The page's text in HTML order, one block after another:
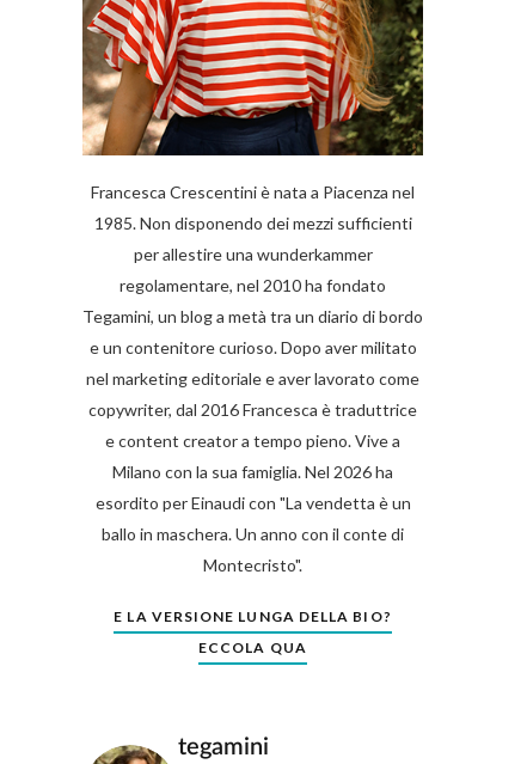
Francesca Crescentini è nata a Piacenza nel
1985. Non disponendo dei mezzi sufficienti
per allestire una wunderkammer
regolamentare, nel 2010 ha fondato
Tegamini, un blog a metà tra un diario di bordo
e un contenitore curioso. Dopo aver militato
nel marketing editoriale e aver lavorato come
copywriter, dal 2016 Francesca è traduttrice
e content creator a tempo pieno. Vive a
Milano con la sua famiglia. Nel 2026 ha
esordito per Einaudi con "La vendetta è un
ballo in maschera. Un anno con il conte di
Montecristo".
E LA VERSIONE LUNGA DELLA BIO?
ECCOLA QUA
tegamini